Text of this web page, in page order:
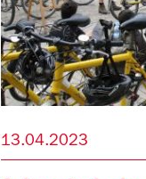
13.04.2023